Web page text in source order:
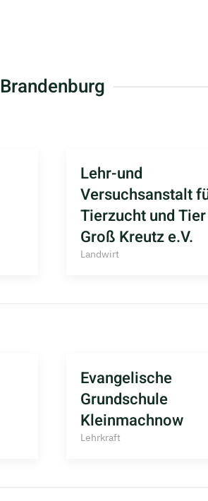
Brandenburg
Lehr-und
Versuchsanstalt
Tierzucht und Tier
Groß Kreutz e.V.
Landwirt
Evangelische
Grundschule
Kleinmachnow
Lehrkraft